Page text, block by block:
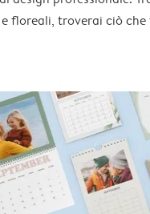
floreali, troverai ciò